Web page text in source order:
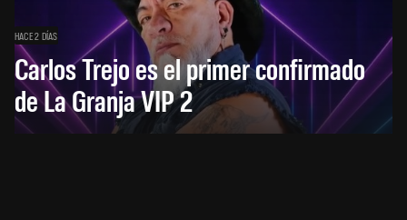
HACE 2 DÍAS
Carlos Trejo es el primer confirmado
de La Granja VIP 2